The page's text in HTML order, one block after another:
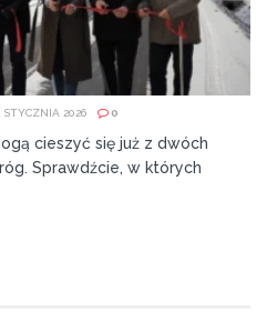
STYCZNIA 2026 0
cieszyć się już z dwóch
Sprawdźcie, w których